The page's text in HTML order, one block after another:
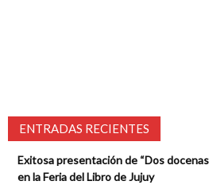
ENTRADAS RECIENTES
Exitosa presentación de “Dos
en la Feria del Libro de Jujuy